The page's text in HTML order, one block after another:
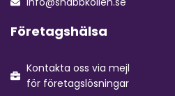
Företagshälsa
Kontakta oss via mejl
för företagslösningar